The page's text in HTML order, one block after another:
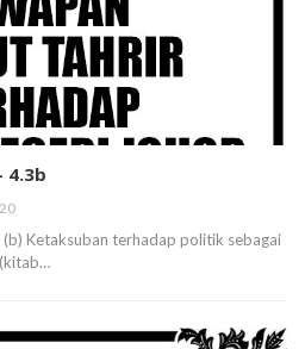
4.3b
Ketaksuban terhadap politik sebagai